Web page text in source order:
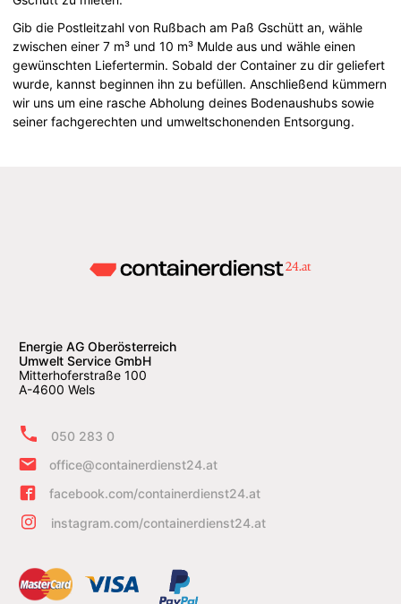
Gib die Postleitzahl von Rußbach am Paß Gschütt an, wähle
zwischen einer 7 m³ und 10 m³ Mulde aus und wähle einen
gewünschten Liefertermin. Sobald der Container zu dir geliefert
wurde, kannst beginnen ihn zu befüllen. Anschließend kümmern
wir uns um eine rasche Abholung deines Bodenaushubs sowie
seiner fachgerechten und umweltschonenden Entsorgung.
Energie AG Oberösterreich
Umwelt Service GmbH
Mitterhoferstraße 100
A-4600 Wels
050 283 0
office@containerdienst24.at
facebook.com/containerdienst24.at
instagram.com/containerdienst24.at